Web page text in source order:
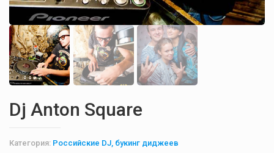
Dj Anton Square
Категория: Российские DJ, букинг диджеев